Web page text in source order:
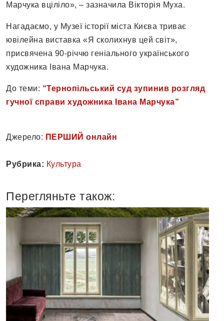
Марчука вціліло», – зазначила Вікторія Муха.
Нагадаємо, у Музеї історії міста Києва триває
ювілейна виставка «Я сколихнув цей світ»,
присвячена 90-річчю геніального українського
художника Івана Марчука.
До теми: “Тернопільський суд зупинив розгляд
гучної справи художника Івана Марчука”
Джерело: ПЕРШИЙ онлайн
Рубрика: Культура
Перегляньте також: